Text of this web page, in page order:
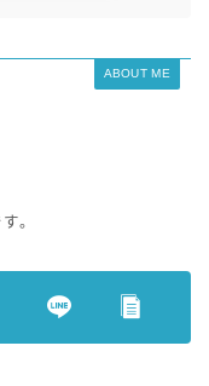
ABOUT ME
。